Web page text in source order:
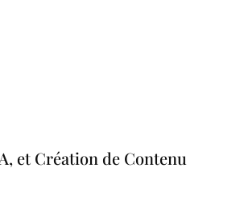
et Création de Contenu